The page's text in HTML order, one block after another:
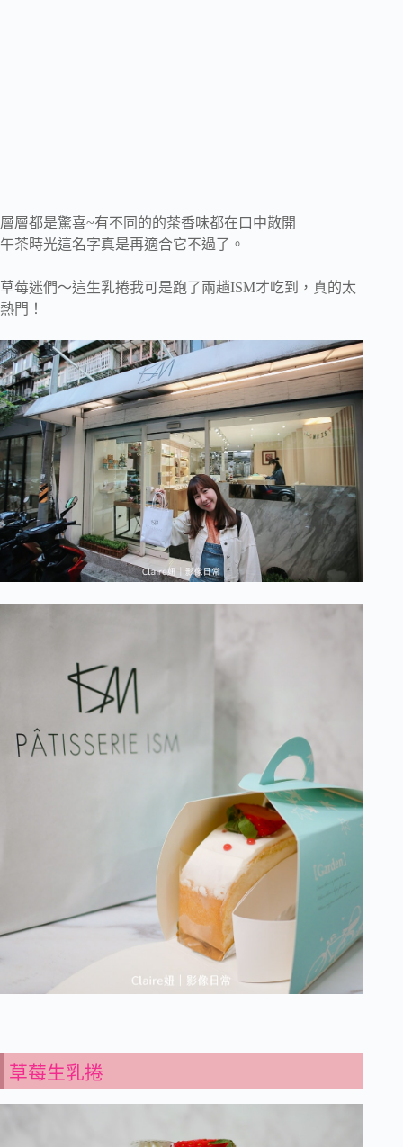
層層都是驚喜~有不同的的茶香味都在口中散開
午茶時光這名字真是再適合它不過了。
草莓迷們～這生乳捲我可是跑了兩趟ISM才吃到，真的太
熱門！
草莓生乳捲